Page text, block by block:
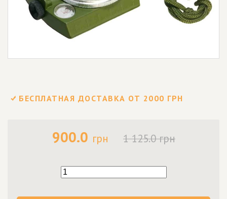
БЕСПЛАТНАЯ ДОСТАВКА ОТ 2000 ГРН
900.0 грн 1 125.0 грн